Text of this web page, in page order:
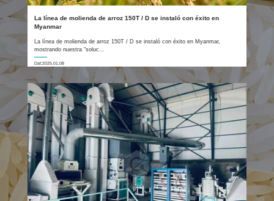
La línea de molienda de arroz 150T / D se instaló con éxito en
Myanmar
La línea de molienda de arroz 150T / D se instaló con éxito en Myanmar,
mostrando nuestra "soluc...
Dat:2025.01.08